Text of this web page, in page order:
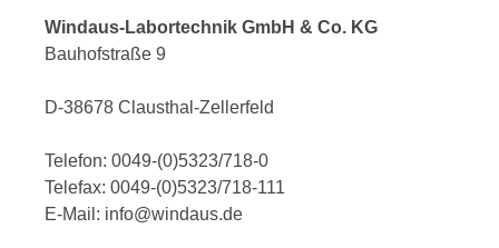
Windaus-Labortechnik GmbH & Co. KG
Bauhofstraße 9
D-38678 Clausthal-Zellerfeld
Telefon: 0049-(0)5323/718-0
Telefax: 0049-(0)5323/718-111
E-Mail: info@windaus.de